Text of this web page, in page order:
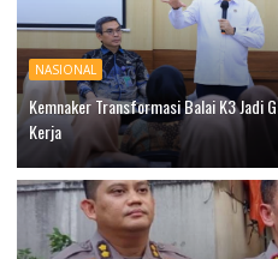
NASIONAL
Kemnaker Transformasi Balai K3 Jadi
Kerja